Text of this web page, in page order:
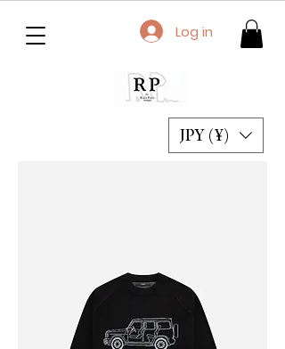
JPY (¥)
Log in